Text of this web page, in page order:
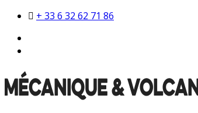
+ 33 6 32 62 71 86